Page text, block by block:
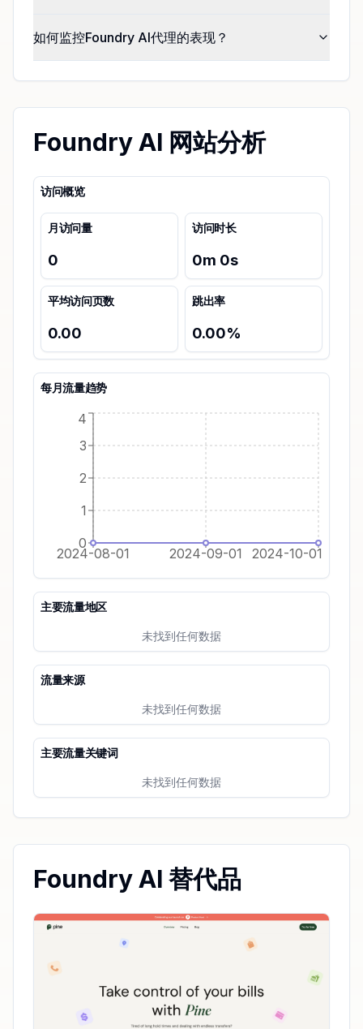
如何监控Foundry AI代理的表现？
Foundry AI 网站分析
访问概览
月访问量
0
访问时长
0m 0s
平均访问页数
0.00
跳出率
0.00%
每月流量趋势
2024-08-01 2024-09-01 2024-10-01
0
1
2
3
4
主要流量地区
未找到任何数据
流量来源
未找到任何数据
主要流量关键词
未找到任何数据
Foundry AI 替代品